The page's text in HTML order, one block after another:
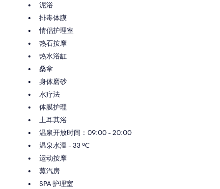
泥浴
排毒体膜
情侣护理室
热石按摩
热水浴缸
桑拿
身体磨砂
水疗法
体膜护理
土耳其浴
温泉开放时间：09:00 - 20:00
温泉水温 - 33 ºC
运动按摩
蒸汽房
SPA 护理室